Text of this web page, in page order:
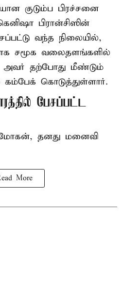
குடும்ப பிரச்சனை
பிரான்சிஸின்
வந்த நிலையில்,
சமூக வலைதளங்களில்
அவர் தற்போது மீண்டும்
கொடுத்துள்ளார்.
பேசப்பட்ட
தனது மனைவி
More